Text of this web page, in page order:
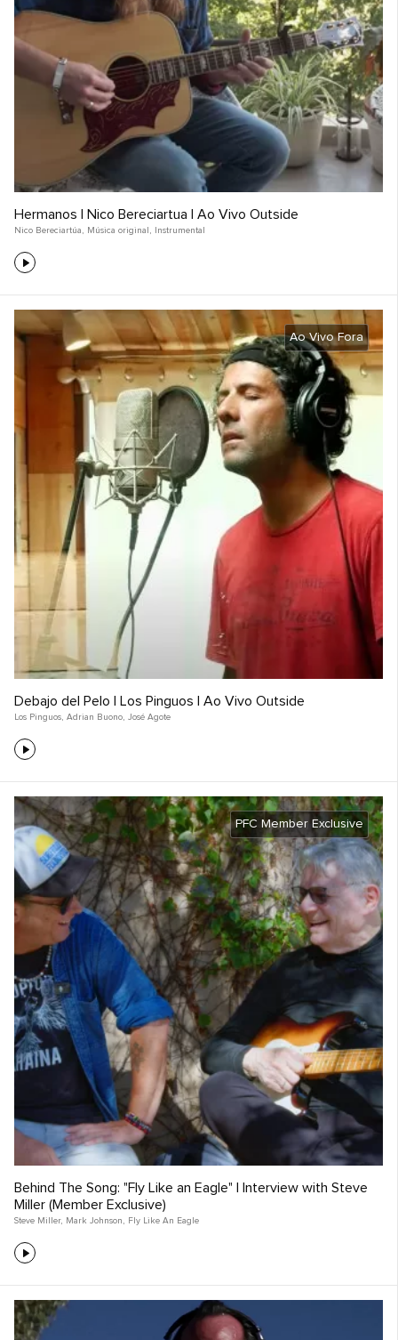
Hermanos | Nico Bereciartua | Ao Vivo Outside
Nico Bereciartúa , Música original , Instrumental
Ao Vivo Fora
Debajo del Pelo | Los Pinguos | Ao Vivo Outside
Los Pinguos, Adrian Buono, José Agote
PFC Member Exclusive
Behind The Song: "Fly Like an Eagle" | Interview with Steve
Miller (Member Exclusive)
Steve Miller, Mark Johnson , Fly Like An Eagle